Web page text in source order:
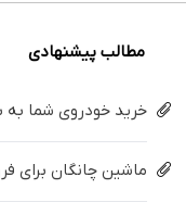
مطالب پیشنهادی
خرید خودروی شما به
ماشین چانگان برای